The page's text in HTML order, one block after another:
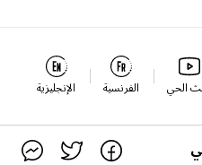
الحي الفرنسية الإنجليزية